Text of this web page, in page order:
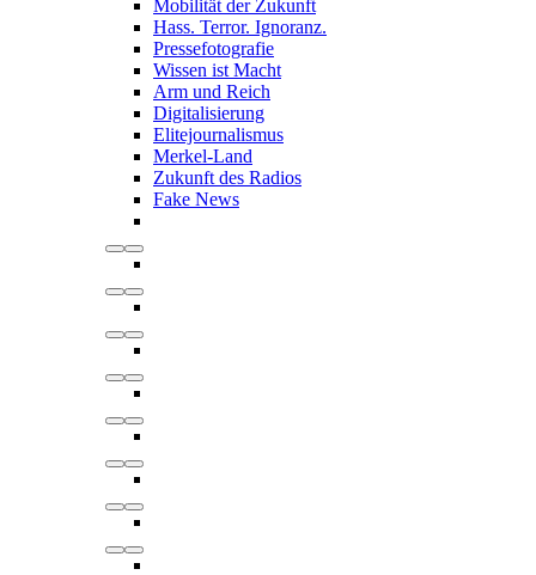
Mobilität der Zukunft
Hass. Terror. Ignoranz.
Pressefotografie
Wissen ist Macht
Arm und Reich
Digitalisierung
Elitejournalismus
Merkel-Land
Zukunft des Radios
Fake News